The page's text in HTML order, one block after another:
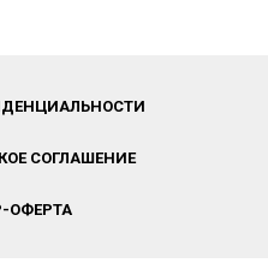
СОГЛАШЕНИЕ
ОФЕРТА